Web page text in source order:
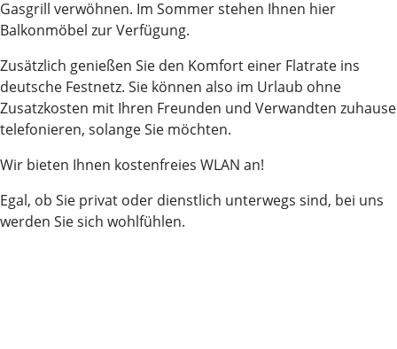
Gasgrill verwöhnen. Im Sommer stehen Ihnen hier
Balkonmöbel zur Verfügung.
Zusätzlich genießen Sie den Komfort einer Flatrate ins
deutsche Festnetz. Sie können also im Urlaub ohne
Zusatzkosten mit Ihren Freunden und Verwandten zuhause
telefonieren, solange Sie möchten.
Wir bieten Ihnen kostenfreies WLAN an!
Egal, ob Sie privat oder dienstlich unterwegs sind, bei uns
werden Sie sich wohlfühlen.